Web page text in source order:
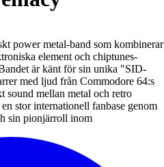
power metal-band som kombinerar
element och chiptunes-
är känt för sin unika "SID-
med ljud från Commodore 64:s
sound mellan metal och retro
stor internationell fanbase genom
sin pionjärroll inom